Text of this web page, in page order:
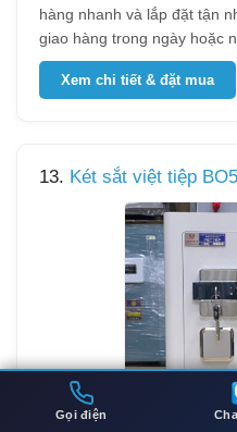
Gọi điện
hàng nhanh và lắp đặt tận
giao hàng trong ngày hoặc
Xem chi tiết & đặt mua
13. Két sắt việt tiệp